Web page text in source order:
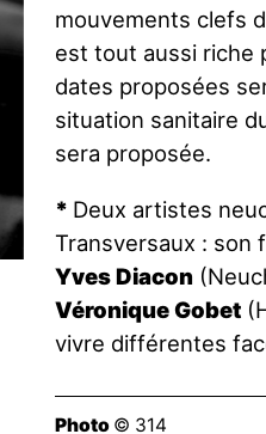
mouvements clefs
est tout aussi riche
dates proposées
situation sanitaire
sera proposée.
* Deux artistes
Transversaux : son
Yves Diacon
Véronique Gobet
vivre différentes
Photo © 314